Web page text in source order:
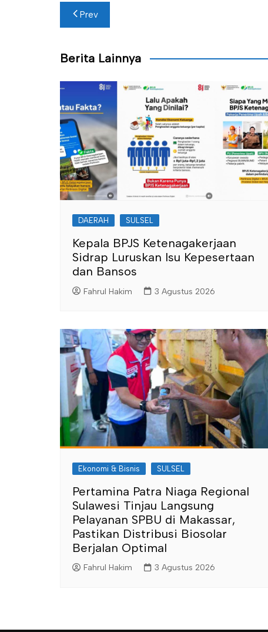
Navigasi
pos
Prev
Berita Lainnya
DAERAH SULSEL
Kepala BPJS Ketenagakerjaan
Sidrap Luruskan Isu Kepesertaan
dan Bansos
Fahrul Hakim 3 Agustus 2026
Ekonomi & Bisnis SULSEL
Pertamina Patra Niaga Regional
Sulawesi Tinjau Langsung
Pelayanan SPBU di Makassar,
Pastikan Distribusi Biosolar
Berjalan Optimal
Fahrul Hakim 3 Agustus 2026